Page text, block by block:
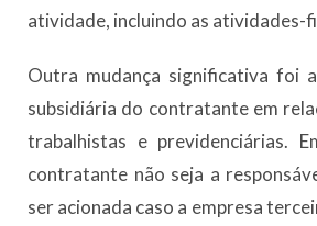
atividade, incluindo as atividades-
Outra mudança significativa foi
subsidiária do contratante em
trabalhistas e previdenciárias.
contratante não seja a
ser acionada caso a empresa